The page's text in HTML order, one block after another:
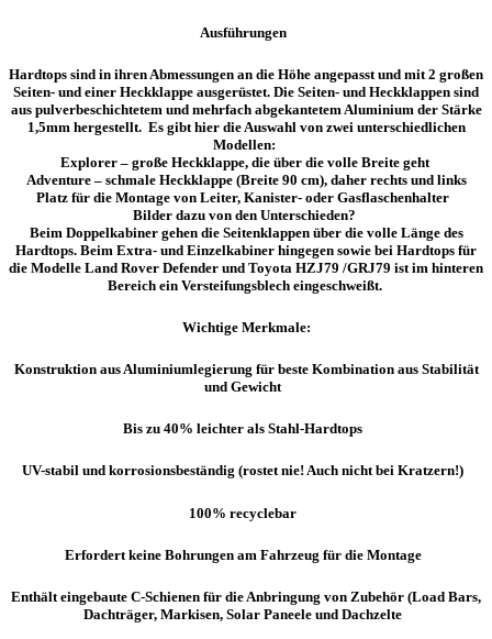
Ausführungen
Hardtops sind in ihren Abmessungen an die Höhe angepasst und mit 2 großen
Seiten- und einer Heckklappe ausgerüstet. Die Seiten- und Heckklappen sind
aus pulverbeschichtetem und mehrfach abgekantetem Aluminium der Stärke
1,5mm hergestellt. Es gibt hier die Auswahl von zwei unterschiedlichen
Modellen:
Explorer – große Heckklappe, die über die volle Breite geht
Adventure – schmale Heckklappe (Breite 90 cm), daher rechts und links
Platz für die Montage von Leiter, Kanister- oder Gasflaschenhalter
Bilder dazu von den Unterschieden?
Beim Doppelkabiner gehen die Seitenklappen über die volle Länge des
Hardtops. Beim Extra- und Einzelkabiner hingegen sowie bei Hardtops für
die Modelle Land Rover Defender und Toyota HZJ79 /GRJ79 ist im hinteren
Bereich ein Versteifungsblech eingeschweißt.
Wichtige Merkmale:
Konstruktion aus Aluminiumlegierung für beste Kombination aus Stabilität
und Gewicht
Bis zu 40% leichter als Stahl-Hardtops
UV-stabil und korrosionsbeständig (rostet nie! Auch nicht bei Kratzern!)
100% recyclebar
Erfordert keine Bohrungen am Fahrzeug für die Montage
Enthält eingebaute C-Schienen für die Anbringung von Zubehör (Load Bars,
Dachträger, Markisen, Solar Paneele und Dachzelte